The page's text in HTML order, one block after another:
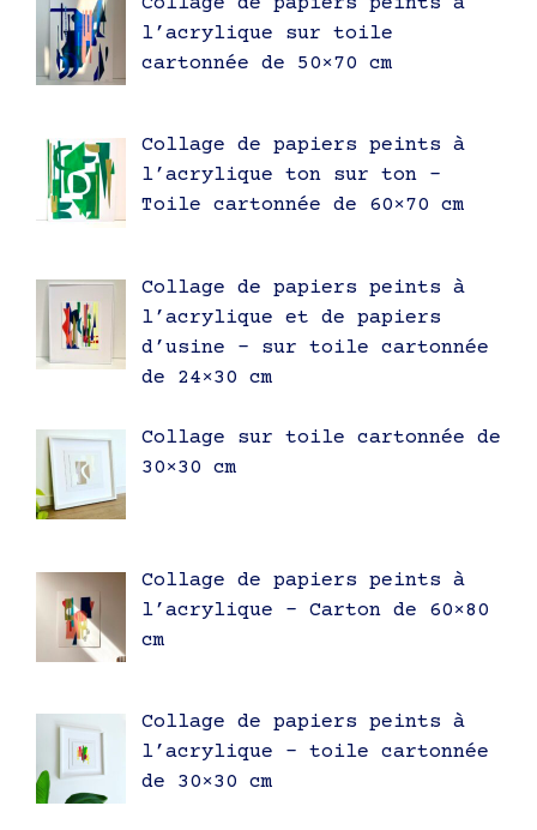
l’acrylique sur toile
cartonnée de 50×70 cm
Collage de papiers peints à
l’acrylique ton sur ton –
Toile cartonnée de 60×70 cm
Collage de papiers peints à
l’acrylique et de papiers
d’usine – sur toile cartonnée
de 24×30 cm
Collage sur toile cartonnée de
30×30 cm
Collage de papiers peints à
l’acrylique – Carton de 60×80
cm
Collage de papiers peints à
l’acrylique – toile cartonnée
de 30×30 cm